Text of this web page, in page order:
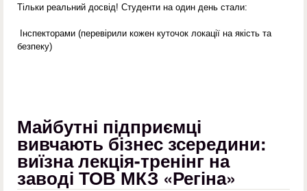
Тільки реальний досвід! Студенти на один день стали:
Інспекторами (перевірили кожен куточок локації на якість та
безпеку)
Майбутні підприємці
вивчають бізнес зсередини:
виїзна лекція-тренінг на
заводі ТОВ МКЗ «Регіна»